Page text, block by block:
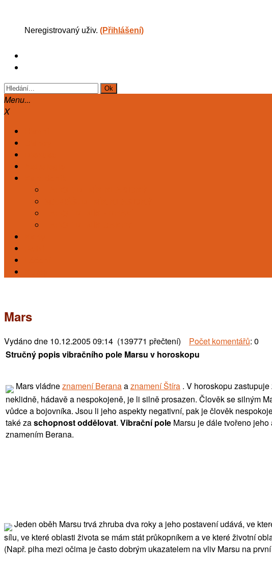
Neregistrovaný uživ. (Přihlášení)
Menu...
X
Mars
Vydáno dne 10.12.2005 09:14 (139771 přečtení) Počet komentářů: 0
Stručný popis vibračního pole Marsu v horoskopu
Mars vládneznamení Beranaaznamení Štíra . V horoskopu
neklidně, hádavě a nespokojeně, je li silně prosazen. Člověk se silným
vůdce a bojovníka. Jsou li jeho aspekty negativní, pak je člověk
také zaschopnost oddělovat. Vibrační pole Marsu je dále tvořeno
znamením Berana.
Jeden oběh Marsu trvá zhruba dva roky a jeho postavení udává, ve
sílu, ve které oblasti života se mám stát průkopníkem a ve které životní
(Např. piha mezi očima je často dobrým ukazatelem na vliv Marsu na